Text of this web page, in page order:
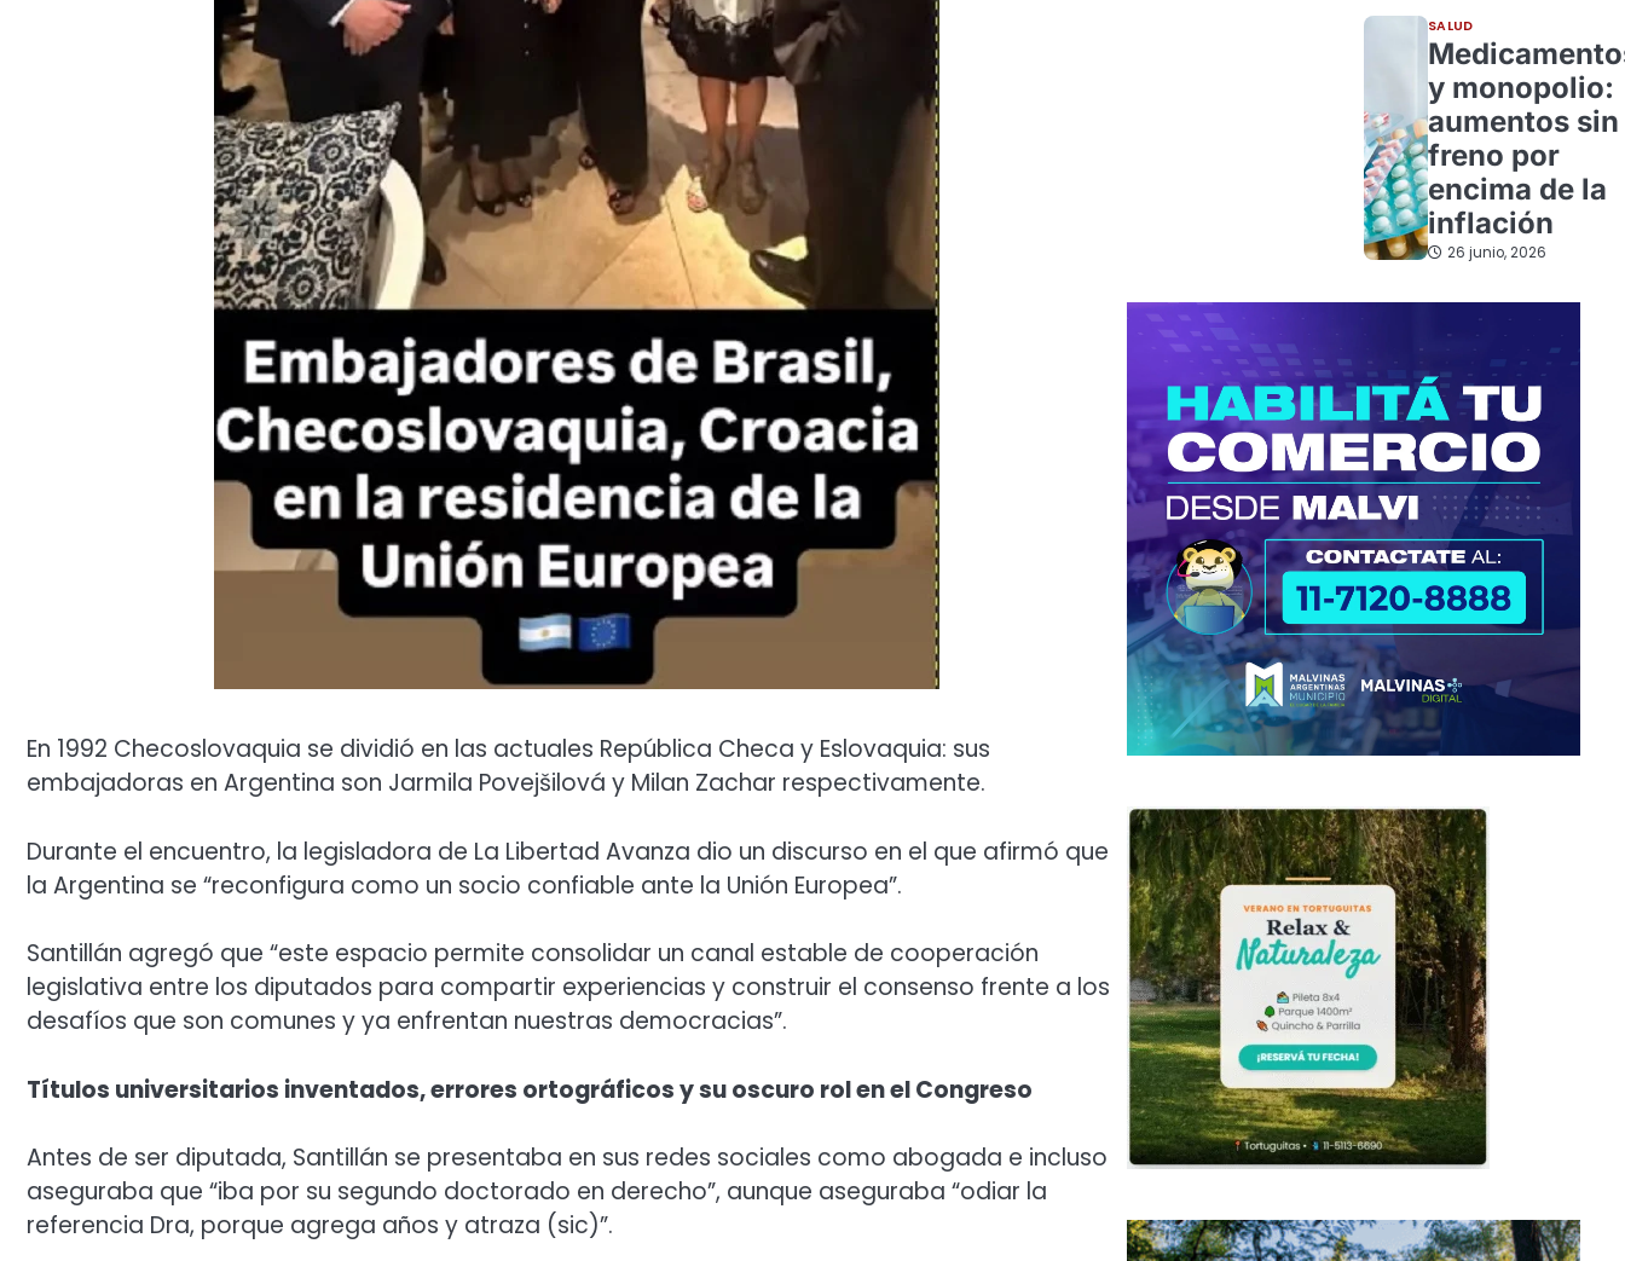
En 1992 Checoslovaquia se dividió en las actuales República Checa y Eslovaquia: sus
embajadoras en Argentina son Jarmila Povejšilová y Milan Zachar respectivamente.
Durante el encuentro, la legisladora de La Libertad Avanza dio un discurso en el que afirmó que
la Argentina se “reconfigura como un socio confiable ante la Unión Europea”.
Santillán agregó que “este espacio permite consolidar un canal estable de cooperación
legislativa entre los diputados para compartir experiencias y construir el consenso frente a los
desafíos que son comunes y ya enfrentan nuestras democracias”.
Títulos universitarios inventados, errores ortográficos y su oscuro rol en el Congreso
Antes de ser diputada, Santillán se presentaba en sus redes sociales como abogada e incluso
aseguraba que “iba por su segundo doctorado en derecho”, aunque aseguraba “odiar la
referencia Dra, porque agrega años y atraza (sic)”.
SALUD
y monopolio:
aumentos sin
freno por
encima de la
inflación
26 junio, 2026